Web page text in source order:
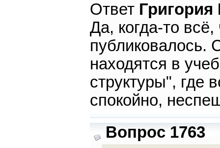
Ответ
Да, когда-то
публиковалось.
находятся в
структуры", где
спокойно,
Вопрос 1763